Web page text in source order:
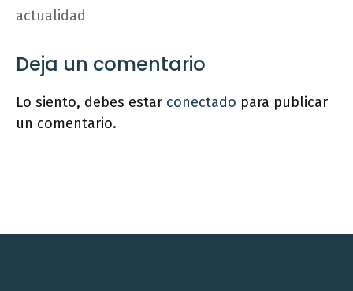
actualidad
Deja un comentario
Lo siento, debes estar conectado para publicar
un comentario.